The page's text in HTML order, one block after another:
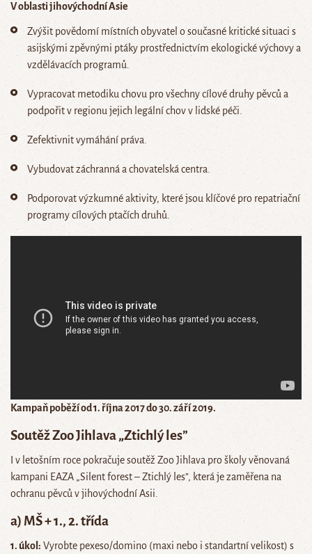
V oblasti jihovýchodní Asie
Zvýšit povědomí místních obyvatel o současné kritické situaci s
asijskými zpěvnými ptáky prostřednictvím ekologické výchovy a
vzdělávacích programů.
Vypracovat metodiku chovu pro všechny cílové druhy pěvců a
podpořit v regionu jejich legální chov v lidské péči.
Zefektivnit vymáhání práva.
Vybudovat záchranná a chovatelská centra.
Podporovat výzkumné aktivity, které jsou klíčové pro repatriační
programy cílových ptačích druhů.
Kampaň poběží od 1. října 2017 do 30. září 2019.
Soutěž Zoo Jihlava „Ztichlý les”
I v letošním roce pokračuje soutěž Zoo Jihlava pro školy věnovaná
kampani EAZA „Silent forest – Ztichlý les”, která je zaměřena na
ochranu pěvců v jihovýchodní Asii.
a) MŠ + 1., 2. třída
1. úkol: Vyrobte pexeso/domino (maxi nebo i standartní velikost) s